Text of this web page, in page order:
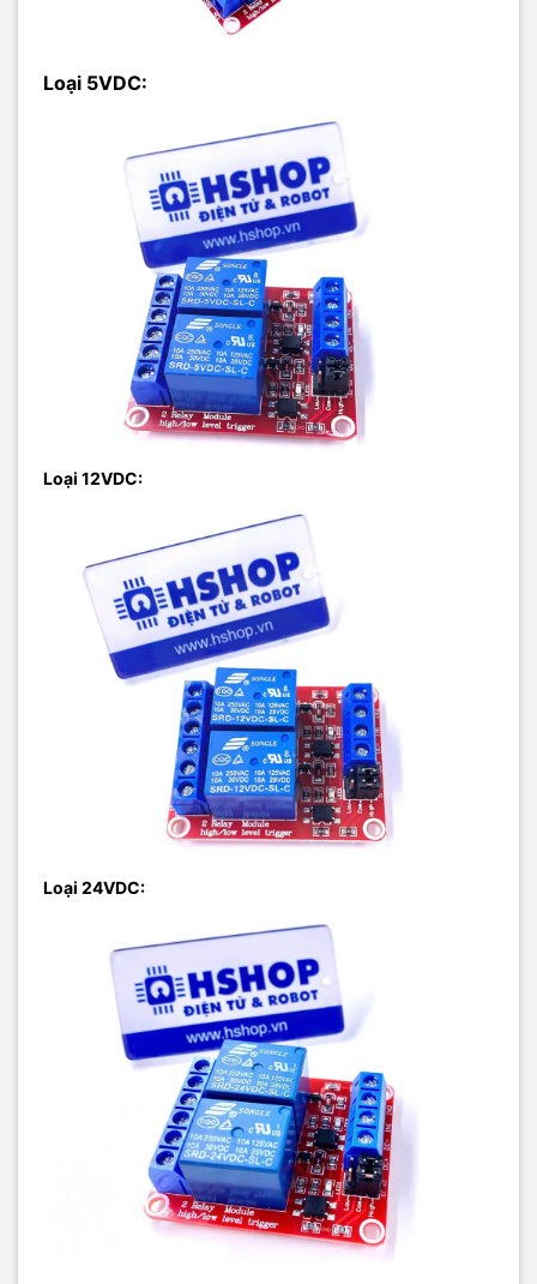
Loại 5VDC:
Loại 12VDC:
Loại 24VDC: